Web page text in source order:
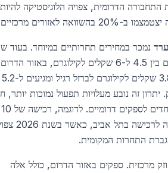
התחבורה הדרומית, צפויה הלוגיסטיקה
לאזורים מרכזיים.
נמכר במחירים תחרותיים במיוחד. בעוד
הארץ מחירי הברזל לקילו נעים בין 4.5 ל-6 שקלים לקילוגרם,
ערד, המחירים מתחילים מ-3.8 שקלים לקילוגרם לברזל רגיל ומגיעים ל-5.2
זה נובע מעלויות תפעול נמוכות יותר,
ברזל תחסוך כ-15% בהשוואה לרכישה
התחרות המקומית.
מרכזית. ספקים באזור הדרום, כולל אלה